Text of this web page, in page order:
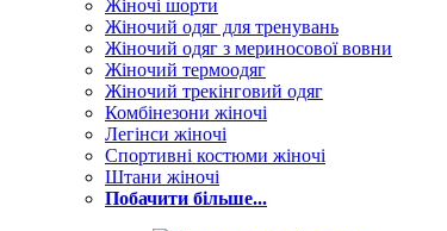
Жіночі шорти
Жіночий одяг для тренувань
Жіночий одяг з мериносової вовни
Жіночий термоодяг
Жіночий трекінговий одяг
Комбінезони жіночі
Легінси жіночі
Спортивні костюми жіночі
Штани жіночі
Побачити більше...